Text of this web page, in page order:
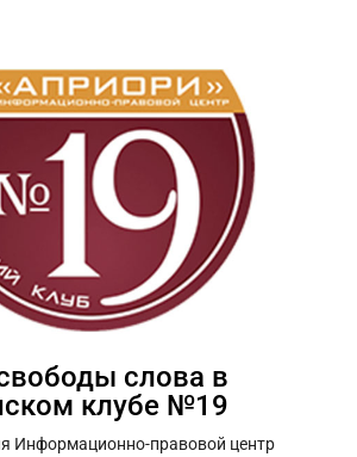
слова в
клубе №19
Информационно-правовой центр